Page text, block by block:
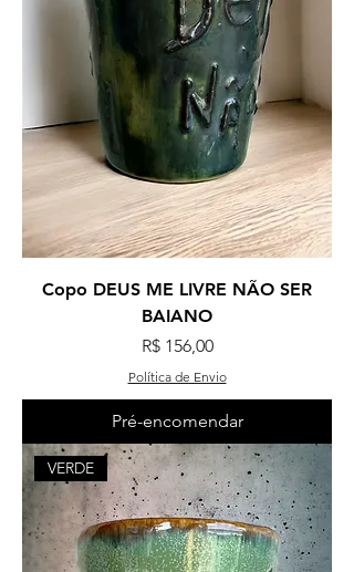
Copo DEUS ME LIVRE NÃO SER
BAIANO
Preço
R$ 156,00
Política de Envio
Pré-encomendar
VERDE